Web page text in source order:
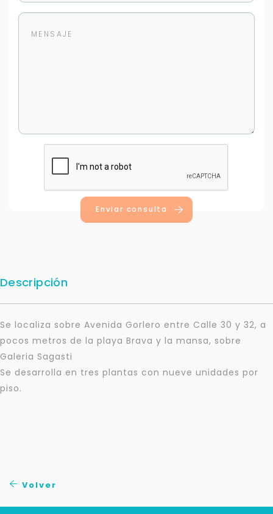
Enviar consulta
Descripción
Se localiza sobre Avenida Gorlero entre Calle 30 y 32, a
pocos metros de la playa Brava y la mansa, sobre
Galeria Sagasti
Se desarrolla en tres plantas con nueve unidades por
piso.
Volver
Tu nombre *